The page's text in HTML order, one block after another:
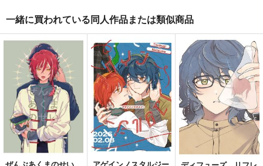
一緒に買われている同人作品または類似商品